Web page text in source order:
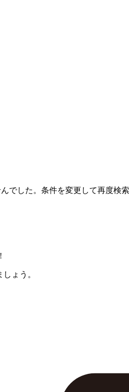
でした。条件を変更して再度検
ょう。